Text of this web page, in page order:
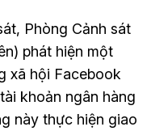
Phòng Cảnh sát
phát hiện một
xã hội Facebook
khoản ngân hàng
này thực hiện giao